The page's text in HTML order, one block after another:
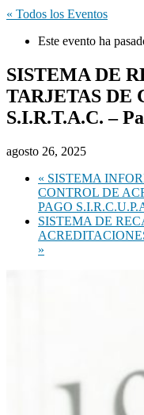
« Todos los Eventos
Este evento ha
SISTEMA DE
TARJETAS DE
S.I.R.T.A.C. –
agosto 26, 2025
« SISTEMA
CONTROL DE
PAGO
SISTEMA DE
»